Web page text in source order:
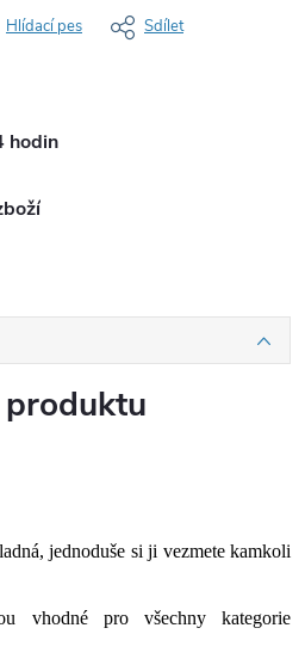
Hlídací pes Sdílet
hodin
jednoduše si ji vezmete kamkoli
vhodné pro všechny kategorie